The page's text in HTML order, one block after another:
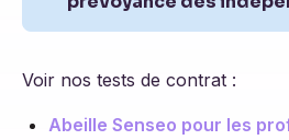
Voir nos tests de contrat :
Abeille Senseo pour les